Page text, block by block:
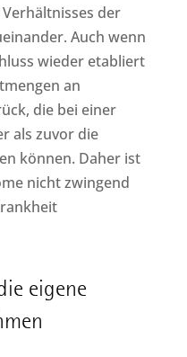
der
Auch wenn
wieder etabliert
an
die bei einer
als zuvor die
können. Daher ist
nicht zwingend
eigene